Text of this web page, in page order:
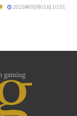
2026年08月05日 10:01